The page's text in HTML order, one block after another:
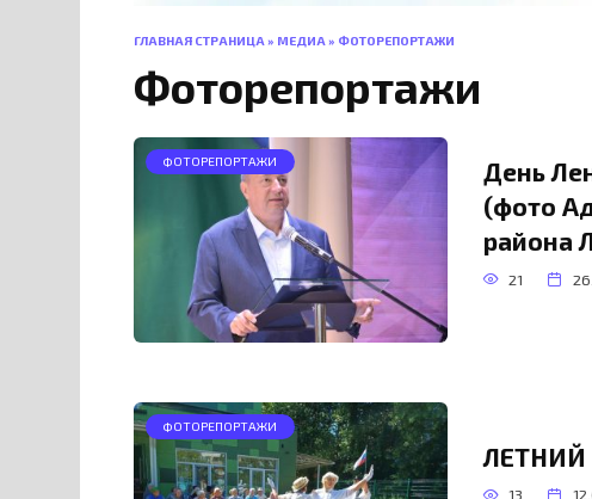
ГЛАВНАЯ СТРАНИЦА» МЕДИА» ФОТОРЕПОРТАЖИ
Фоторепортажи
ФОТОРЕПОРТАЖИ
День
(фото
района
21
ФОТОРЕПОРТАЖИ
ЛЕТНИЙ
13